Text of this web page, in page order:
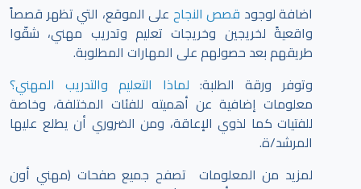
اضافة لوجود قصص النجاح على الموقع، التي تظهر قصصاً
واقعيةً لخريجين وخريجات تعليم وتدريب مهني، شقّوا
طريقهم بعد حصولهم على المهارات المطلوبة.
وتوفر ورقة الطلبة: لماذا التعليم والتدريب المهني؟
معلومات إضافية عن أهميته للفئات المختلفة، وخاصة
للفتيات كما لذوي الإعاقة، ومن الضروري أن يطلع عليها
المرشد/ة.
لمزيد من المعلومات تصفح جميع صفحات (مهني أون